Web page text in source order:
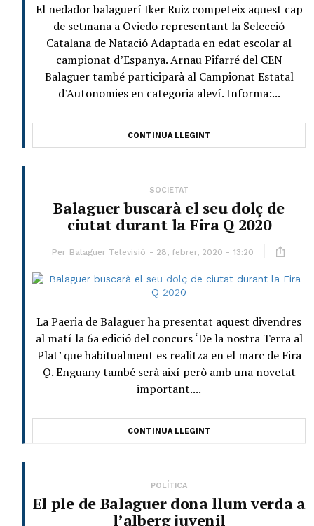
El nedador balaguerí Iker Ruiz competeix aquest cap
de setmana a Oviedo representant la Selecció
Catalana de Natació Adaptada en edat escolar al
campionat d’Espanya. Arnau Pifarré del CEN
Balaguer també participarà al Campionat Estatal
d’Autonomies en categoria aleví. Informa:...
CONTINUA LLEGINT
SOCIETAT
Balaguer buscarà el seu dolç de
ciutat durant la Fira Q 2020
Per Balaguer Televisió 28, febrer, 2020 - 13:20
La Paeria de Balaguer ha presentat aquest divendres
al matí la 6a edició del concurs ‘De la nostra Terra al
Plat’ que habitualment es realitza en el marc de Fira
Q. Enguany també serà així però amb una novetat
important....
CONTINUA LLEGINT
POLÍTICA
El ple de Balaguer dona llum verda a
l’alberg juvenil